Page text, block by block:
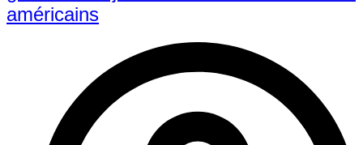
américains